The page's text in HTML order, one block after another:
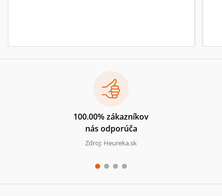
100.00% zákazníkov
nás odporúča
Zdroj: Heureka.sk